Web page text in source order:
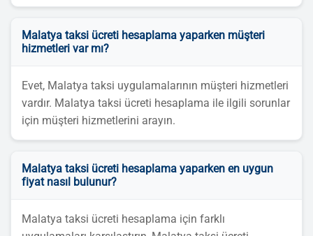
Malatya taksi ücreti hesaplama yaparken müşteri
hizmetleri var mı?
Evet, Malatya taksi uygulamalarının müşteri hizmetleri
vardır. Malatya taksi ücreti hesaplama ile ilgili sorunlar
için müşteri hizmetlerini arayın.
Malatya taksi ücreti hesaplama yaparken en uygun
fiyat nasıl bulunur?
Malatya taksi ücreti hesaplama için farklı